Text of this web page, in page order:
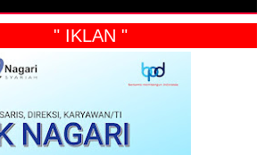
" IKLAN "